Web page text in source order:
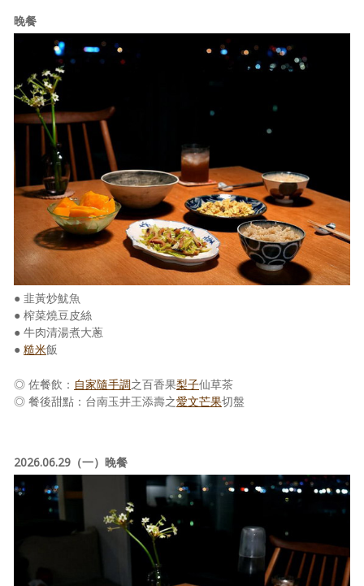
晚餐
● 韭黃炒魷魚
● 榨菜燒豆皮絲
● 牛肉清湯煮大蔥
● 糙米飯
◎ 佐餐飲： 自家隨手調之百香果梨子仙草茶
◎ 餐後甜點：台南玉井王添壽之愛文芒果切盤
2026.06.29（一）晚餐